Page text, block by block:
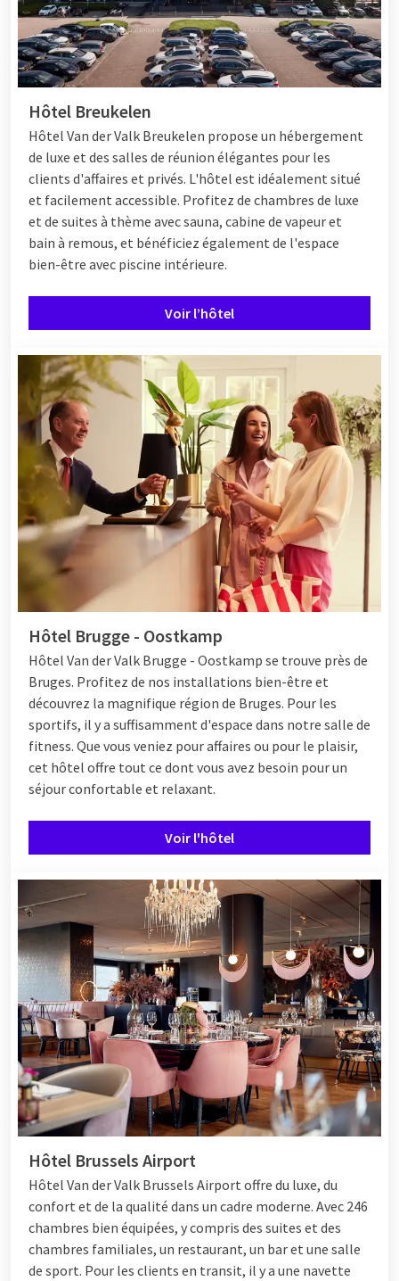
Hôtel Breukelen
Hôtel Van der Valk Breukelen propose un hébergement
de luxe et des salles de réunion élégantes pour les
clients d'affaires et privés. L'hôtel est idéalement situé
et facilement accessible. Profitez de chambres de luxe
et de suites à thème avec sauna, cabine de vapeur et
bain à remous, et bénéficiez également de l'espace
bien-être avec piscine intérieure.
Voir l’hôtel
Hôtel Brugge - Oostkamp
Hôtel Van der Valk Brugge - Oostkamp se trouve près de
Bruges. Profitez de nos installations bien-être et
découvrez la magnifique région de Bruges. Pour les
sportifs, il y a suffisamment d'espace dans notre salle de
fitness. Que vous veniez pour affaires ou pour le plaisir,
cet hôtel offre tout ce dont vous avez besoin pour un
séjour confortable et relaxant.
Voir l'hôtel
Hôtel Brussels Airport
Hôtel Van der Valk Brussels Airport offre du luxe, du
confort et de la qualité dans un cadre moderne. Avec 246
chambres bien équipées, y compris des suites et des
chambres familiales, un restaurant, un bar et une salle
de sport. Pour les clients en transit, il y a une navette